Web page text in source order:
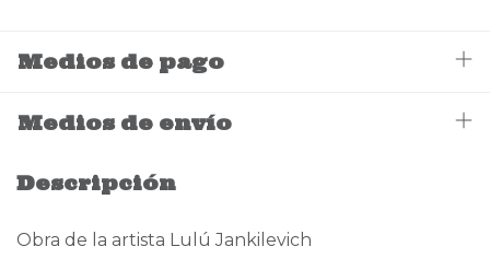
Medios de pago
Medios de envío
Descripción
Obra de la artista Lulú Jankilevich